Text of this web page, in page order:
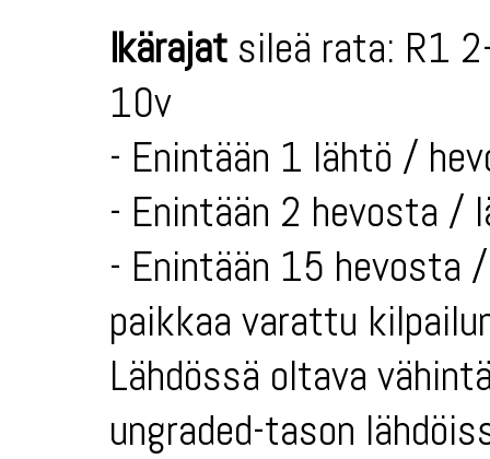
Ikärajat sileä rata: R1
10v
- Enintään 1 lähtö /
- Enintään 2 hevosta /
- Enintään 15 hevosta
paikkaa varattu
Lähdössä oltava
ungraded-tason